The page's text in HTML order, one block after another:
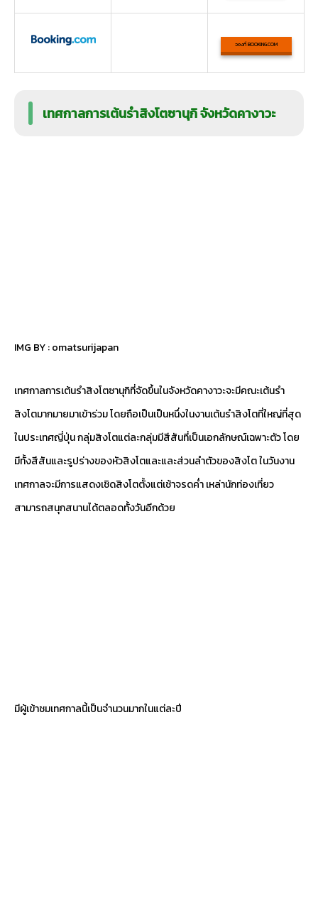
จองที่ BOOKING.COM
เทศกาลการเต้นรำสิงโตซานุกิ จังหวัดคางาวะ
IMG BY :omatsurijapan
เทศกาลการเต้นรำสิงโตซานุกิที่จัดขึ้นในจังหวัดคางาวะจะมีคณะเต้นรำ
สิงโตมากมายมาเข้าร่วม โดยถือเป็นเป็นหนึ่งในงานเต้นรำสิงโตที่ใหญ่ที่สุด
ในประเทศญี่ปุ่น กลุ่มสิงโตแต่ละกลุ่มมีสีสันที่เป็นเอกลักษณ์เฉพาะตัว โดย
มีทั้งสีสันและรูปร่างของหัวสิงโตและและส่วนลำตัวของสิงโต ในวันงาน
เทศกาลจะมีการแสดงเชิดสิงโตตั้งแต่เช้าจรดค่ำ เหล่านักท่องเที่ยว
สามารถสนุกสนานได้ตลอดทั้งวันอีกด้วย
มีผู้เข้าชมเทศกาลนี้เป็นจำนวนมากในแต่ละปี